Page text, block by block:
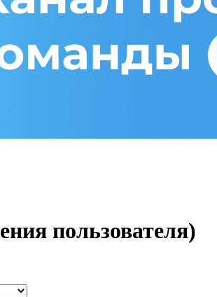
пользователя)